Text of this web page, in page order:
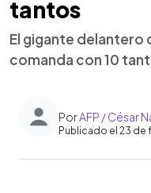
tantos
El gigante delantero
comanda con 10
PorAFP / César
Publicado el 23 de